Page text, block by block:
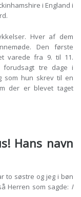
i England i
Hver af dem
Den første
varede fra 9. til 11.
forudsagt tre dage i
som hun skrev til en
der er blevet taget
Hans navn
to søstre og jeg i bøn
Herren som sagde: I